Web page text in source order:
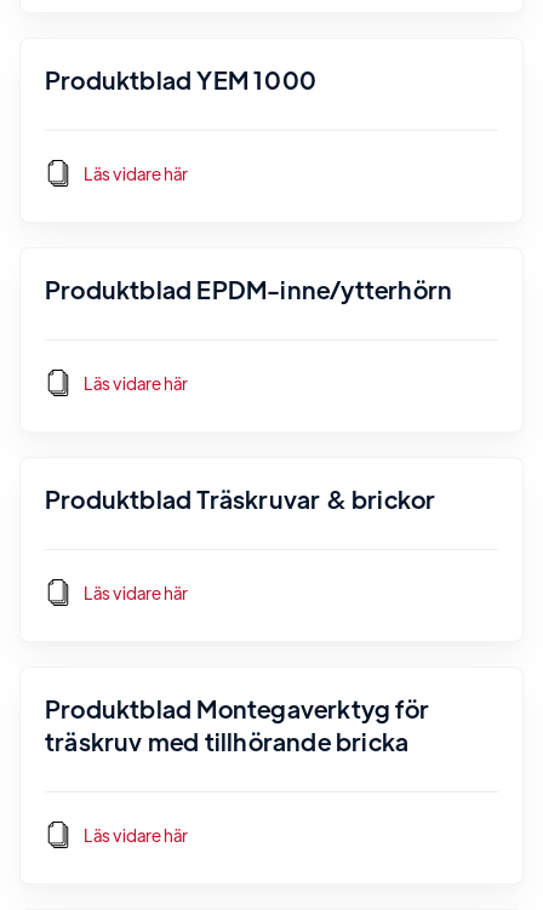
Produktblad YEM 1000
Läs vidare här
Produktblad EPDM-inne/ytterhörn
Läs vidare här
Produktblad Träskruvar & brickor
Läs vidare här
Produktblad Montegaverktyg för
träskruv med tillhörande bricka
Läs vidare här